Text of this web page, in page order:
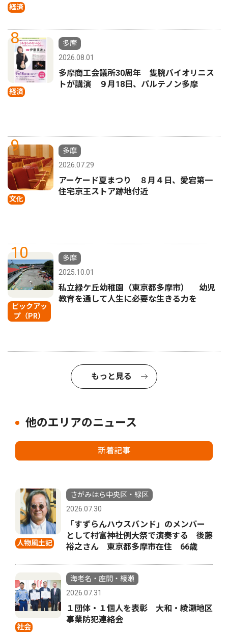
経済
8
経済
多摩
2026.08.01
多摩商工会議所30周年 隻腕バイオリニス
トが講演 ９月18日、パルテノン多摩
9
文化
多摩
2026.07.29
アーケード夏まつり ８月４日、愛宕第一
住宅京王ストア跡地付近
10
ピックアッ
プ（PR）
多摩
2025.10.01
私立緑ケ丘幼稚園（東京都多摩市） 幼児
教育を通して人生に必要な生きる力を
もっと見る
他のエリアのニュース
新着記事
人物風土記
さがみはら中央区・緑区
2026.07.30
「すずらんハウスバンド」のメンバー
として村富神社例大祭で演奏する 後藤
裕之さん 東京都多摩市在住 66歳
社会
海老名・座間・綾瀬
2026.07.31
１団体・１個人を表彰 大和・綾瀬地区
事業防犯連絡会